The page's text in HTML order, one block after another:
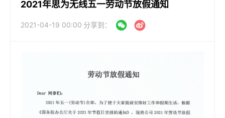
2021年思为无线五一劳动节放假通知
2021-04-19 00:00 分享到：